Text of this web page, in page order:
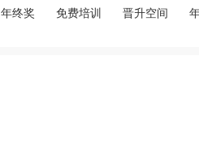
年终奖 免费培训 晋升空间